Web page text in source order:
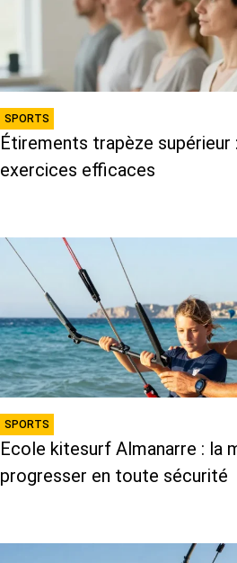
SPORTS
Étirements trapèze
exercices efficaces
SPORTS
Ecole kitesurf Almanarre : la
progresser en toute sécurité